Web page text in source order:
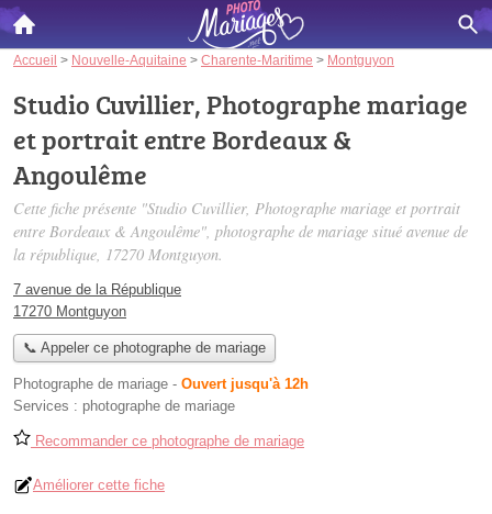
Accueil > Nouvelle-Aquitaine > Charente-Maritime > Montguyon
Studio Cuvillier, Photographe mariage
et portrait entre Bordeaux &
Angoulême
Cette fiche présente "Studio Cuvillier, Photographe mariage et portrait
entre Bordeaux & Angoulême", photographe de mariage situé avenue de
la république, 17270 Montguyon.
7 avenue de la République
17270 Montguyon
📞 Appeler ce photographe de mariage
Photographe de mariage - Ouvert jusqu'à 12h
Services : photographe de mariage
Recommander ce photographe de mariage
Améliorer cette fiche